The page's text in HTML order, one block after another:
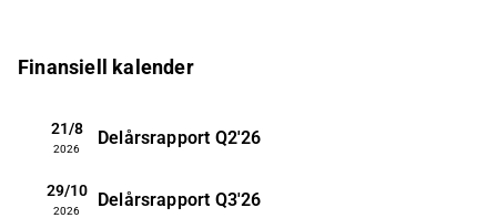
Finansiell kalender
21/8
2026
Delårsrapport Q2'26
29/10
2026
Delårsrapport Q3'26